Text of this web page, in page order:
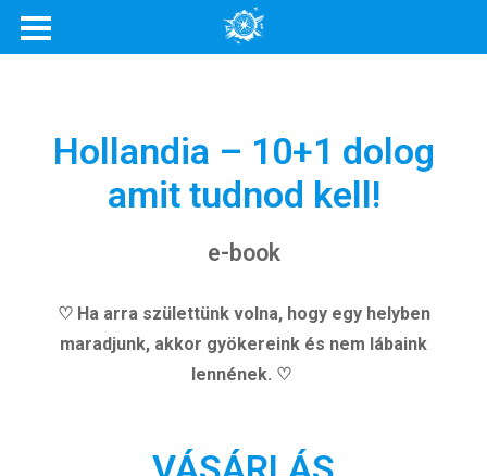
Hollandia – 10+1 dolog
amit tudnod kell!
e-book
♡ Ha arra születtünk volna, hogy egy helyben
maradjunk, akkor gyökereink és nem lábaink
lennének. ♡